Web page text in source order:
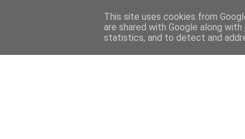
This site uses cookies from
are shared with Google along
statistics, and to detect and